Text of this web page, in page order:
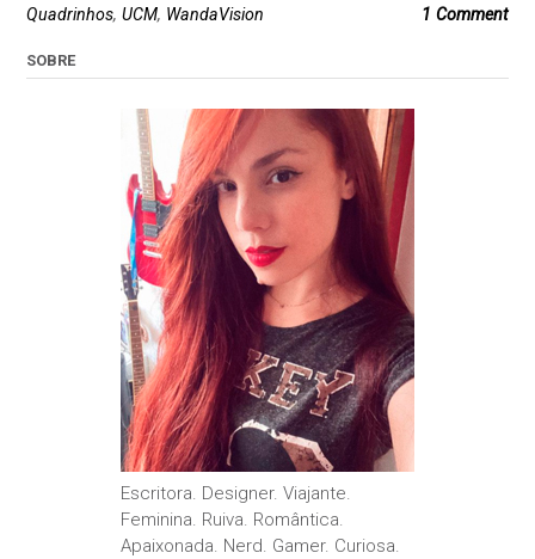
Quadrinhos, UCM, WandaVision 1 Comment
SOBRE
Escritora. Designer. Viajante.
Feminina. Ruiva. Romântica.
Apaixonada. Nerd. Gamer. Curiosa.